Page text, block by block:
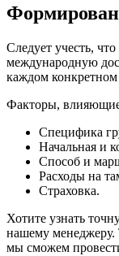
Следует учесть,
международную
каждом конкретном
Факторы, влияющие
Специфика
Начальная и
Способ и
Расходы на
Страховка.
Хотите узнать
нашему менеджеру.
мы сможем